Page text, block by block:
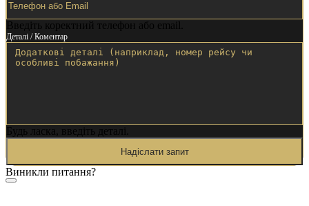
Введіть коректний телефон або email.
Деталі / Коментар
Будь ласка, введіть деталі.
Надіслати запит
Виникли питання?